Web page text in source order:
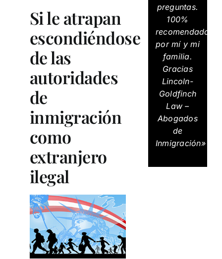
Si le atrapan
escondiéndose
de las
autoridades
de
inmigración
como
extranjero
ilegal
preguntas.
100%
recomendados
por mí y mi
familia.
Gracias
Lincoln-
Goldfinch
Law –
Abogados
de
Inmigración»